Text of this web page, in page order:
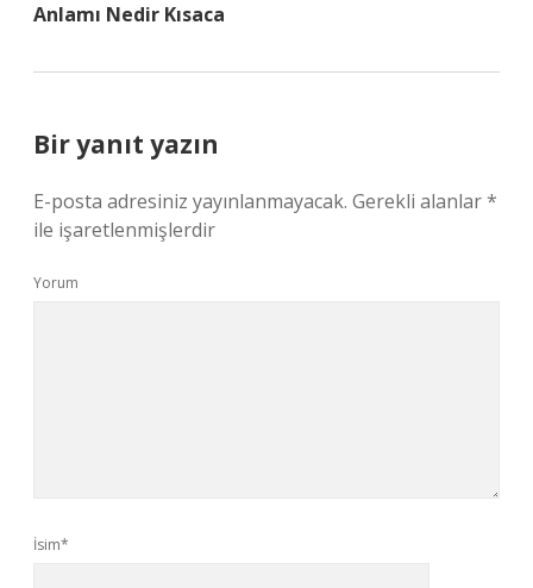
Anlamı Nedir Kısaca
Bir yanıt yazın
E-posta adresiniz yayınlanmayacak. Gerekli alanlar*
ile işaretlenmişlerdir
Yorum
İsim*